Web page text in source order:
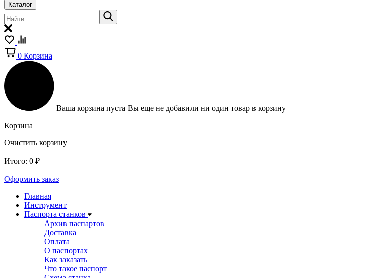
Каталог
0 Корзина
Ваша корзина пуста Вы еще не добавили ни один товар в корзину
Корзина
Очистить корзину
Итого: 0 ₽
Оформить заказ
Главная
Инструмент
Паспорта станков
Архив паспартов
Доставка
Оплата
О паспортах
Как заказать
Что такое паспорт